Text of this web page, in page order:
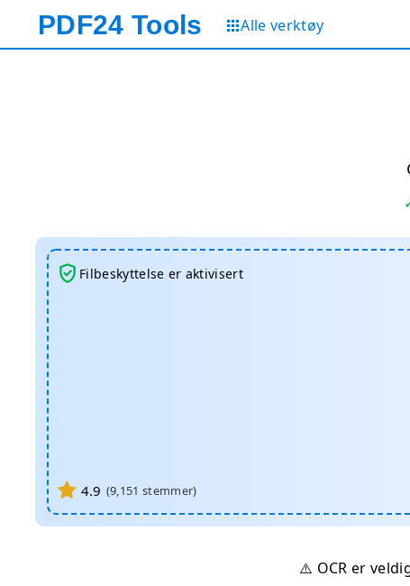
PDF24 Tools Alle verktøy
4.9 (9,151 stemmer)
Filbeskyttelse er aktivisert
⚠️ OCR er